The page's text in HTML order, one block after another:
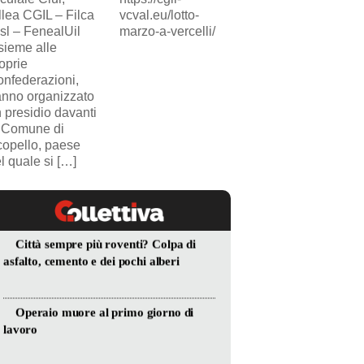
CGIL – Filca
– FenealUil
alle
organizzato
presidio davanti
di
paese
quale si […]
vcval.eu/lotto-
marzo-a-vercelli/